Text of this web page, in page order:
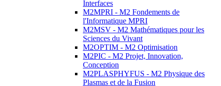
Interfaces
M2MPRI - M2 Fondements de
l'Informatique MPRI
M2MSV - M2 Mathématiques pour les
Sciences du Vivant
M2OPTIM - M2 Optimisation
M2PIC - M2 Projet, Innovation,
Conception
M2PLASPHYFUS - M2 Physique des
Plasmas et de la Fusion